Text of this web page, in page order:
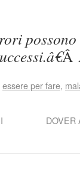
possono
Â
essere per fare,
DOVER